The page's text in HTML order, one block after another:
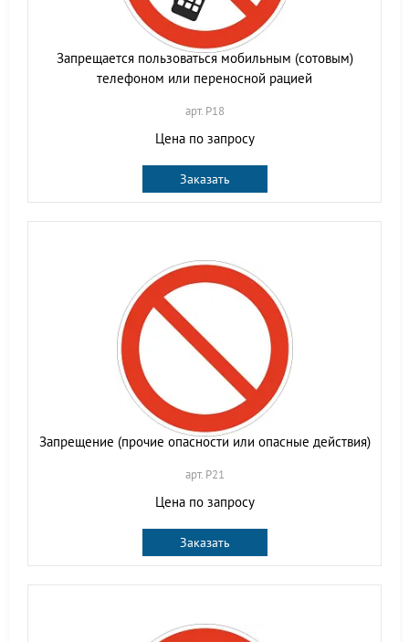
Запрещается пользоваться мобильным (сотовым)
телефоном или переносной рацией
арт. P18
Цена по запросу
Заказать
Запрещение (прочие опасности или опасные действия)
арт. P21
Цена по запросу
Заказать